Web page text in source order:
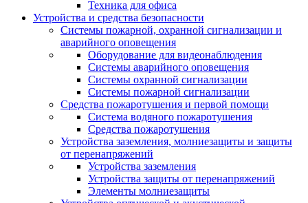
Техника для офиса
Устройства и средства безопасности
Системы пожарной, охранной сигнализации и
аварийного оповещения
Оборудование для видеонаблюдения
Системы аварийного оповещения
Системы охранной сигнализации
Системы пожарной сигнализации
Средства пожаротушения и первой помощи
Система водяного пожаротушения
Средства пожаротушения
Устройства заземления, молниезащиты и защиты
от перенапряжений
Устройства заземления
Устройства защиты от перенапряжений
Элементы молниезащиты